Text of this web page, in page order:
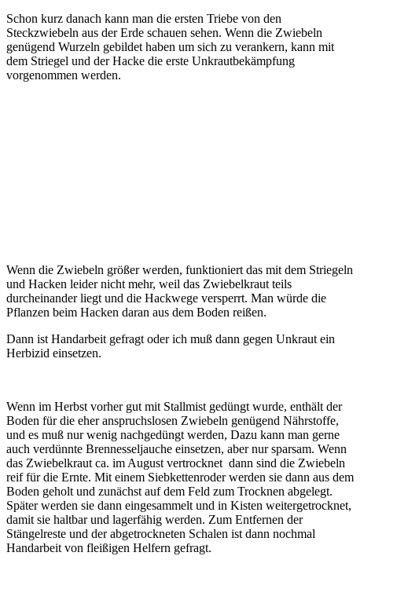
Schon kurz danach kann man die ersten Triebe von den
Steckzwiebeln aus der Erde schauen sehen. Wenn die Zwiebeln
genügend Wurzeln gebildet haben um sich zu verankern, kann mit
dem Striegel und der Hacke die erste Unkrautbekämpfung
vorgenommen werden.
Wenn die Zwiebeln größer werden, funktioniert das mit dem Striegeln
und Hacken leider nicht mehr, weil das Zwiebelkraut teils
durcheinander liegt und die Hackwege versperrt. Man würde die
Pflanzen beim Hacken daran aus dem Boden reißen.
Dann ist Handarbeit gefragt oder ich muß dann gegen Unkraut ein
Herbizid einsetzen.
Wenn im Herbst vorher gut mit Stallmist gedüngt wurde, enthält der
Boden für die eher anspruchslosen Zwiebeln genügend Nährstoffe,
und es muß nur wenig nachgedüngt werden, Dazu kann man gerne
auch verdünnte Brennesseljauche einsetzen, aber nur sparsam. Wenn
das Zwiebelkraut ca. im August vertrocknet dann sind die Zwiebeln
reif für die Ernte. Mit einem Siebkettenroder werden sie dann aus dem
Boden geholt und zunächst auf dem Feld zum Trocknen abgelegt.
Später werden sie dann eingesammelt und in Kisten weitergetrocknet,
damit sie haltbar und lagerfähig werden. Zum Entfernen der
Stängelreste und der abgetrockneten Schalen ist dann nochmal
Handarbeit von fleißigen Helfern gefragt.